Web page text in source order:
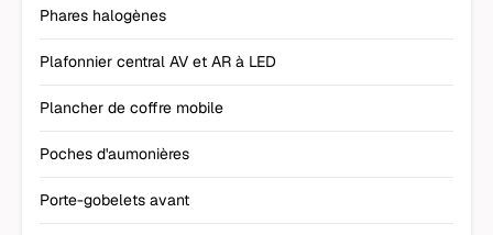
Phares halogènes
Plafonnier central AV et AR à LED
Plancher de coffre mobile
Poches d'aumonières
Porte-gobelets avant